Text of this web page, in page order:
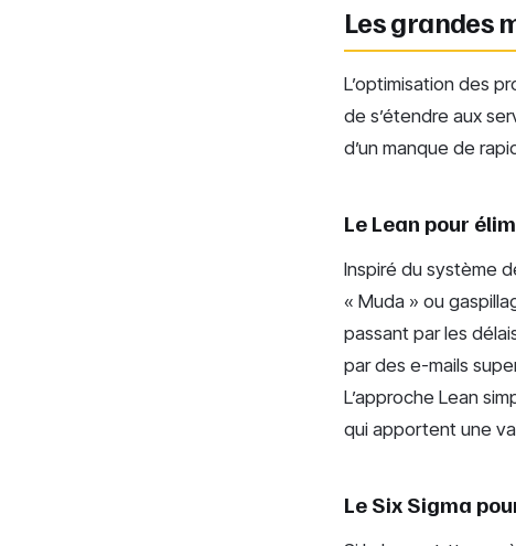
Les grandes
L’optimisation des
de s’étendre aux
d’un manque de
Le Lean pour
Inspiré du système
« Muda » ou
passant par les
par des e-mails
L’approche Lean
qui apportent une
Le Six Sigma